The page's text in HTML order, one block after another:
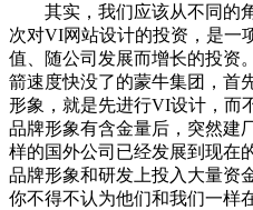
其实，我们应该从不同的
次对VI网站设计的投资，是一
值、随公司发展而增长的投资
箭速度快没了的蒙牛集团，首
形象，就是先进行VI设计，而
品牌形象有含金量后，突然建
样的国外公司已经发展到现在
品牌形象和研发上投入大量资
你不得不认为他们和我们一样